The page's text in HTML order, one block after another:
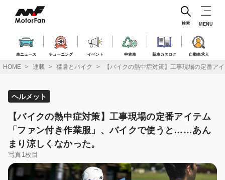
ス
車ニュース チューニング イベント 中古車 新車カタログ 自動車求人
検索 MENU
HOME 連載 猛暑とバイク 【バイクの熱中症対策】工事現場の定番
ヘルメット
【バイクの熱中症対策】工事現場の定番アイテム
「ファン付き作業服」、バイクで使うと……あん
まり涼しくなかった。
写真1枚目